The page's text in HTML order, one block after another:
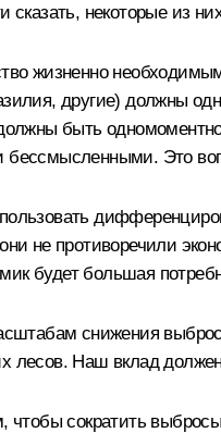
сказать, некоторые из
жизненно
другие) должны
быть
бессмысленными. Это
не противоречили
будет большая
снижения
лесов. Наш вклад
сократить